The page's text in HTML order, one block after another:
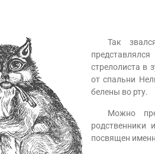
Так звался
стрелолиста в
от спальни
белены во рту.
Можно
родственники
посвящен